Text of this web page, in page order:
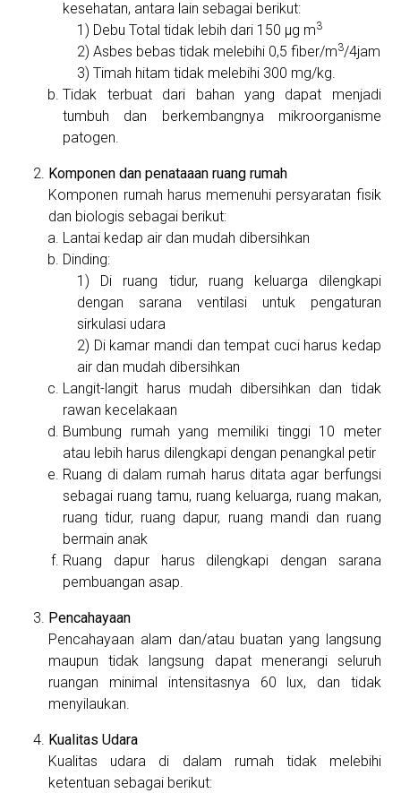
kesehatan, antara lain sebagai berikut:
Debu Total tidak lebih dari 150 µg m3
Asbes bebas tidak melebihi 0,5 fiber/m3/4jam
Timah hitam tidak melebihi 300 mg/kg.
Tidak terbuat dari bahan yang dapat menjadi
tumbuh dan berkembangnya mikroorganisme
patogen.
Komponen dan penataaan ruang rumah
Komponen rumah harus memenuhi persyaratan fisik
dan biologis sebagai berikut:
Lantai kedap air dan mudah dibersihkan
Dinding:
Di ruang tidur, ruang keluarga dilengkapi
dengan sarana ventilasi untuk pengaturan
sirkulasi udara
Di kamar mandi dan tempat cuci harus kedap
air dan mudah dibersihkan
Langit-langit harus mudah dibersihkan dan tidak
rawan kecelakaan
Bumbung rumah yang memiliki tinggi 10 meter
atau lebih harus dilengkapi dengan penangkal petir
Ruang di dalam rumah harus ditata agar berfungsi
sebagai ruang tamu, ruang keluarga, ruang makan,
ruang tidur, ruang dapur, ruang mandi dan ruang
bermain anak
Ruang dapur harus dilengkapi dengan sarana
pembuangan asap.
Pencahayaan
Pencahayaan alam dan/atau buatan yang langsung
maupun tidak langsung dapat menerangi seluruh
ruangan minimal intensitasnya 60 lux, dan tidak
menyilaukan.
Kualitas Udara
Kualitas udara di dalam rumah tidak melebihi
ketentuan sebagai berikut: